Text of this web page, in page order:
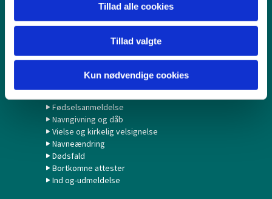
Tillad alle cookies
Tillad valgte
Kun nødvendige cookies
Konfirmation/Konfirmander
Minikonfirmander
Fødselsanmeldelse
Navngivning og dåb
Vielse og kirkelig velsignelse
Navneændring
Dødsfald
Bortkomne attester
Ind og-udmeldelse